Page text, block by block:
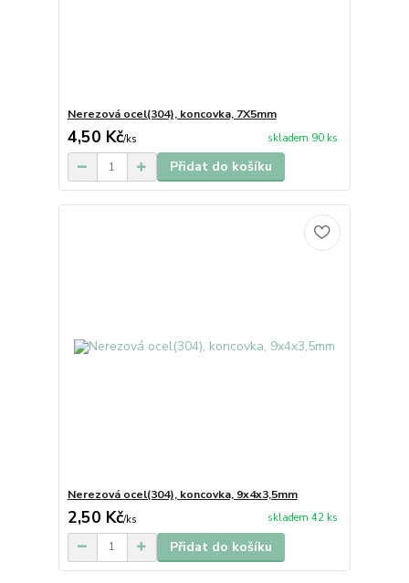
Nerezová ocel(304), koncovka, 7X5mm
4,50 Kč/ks skladem 90 ks
Přidat do košíku
Nerezová ocel(304), koncovka, 9x4x3,5mm
2,50 Kč/ks skladem 42 ks
Přidat do košíku